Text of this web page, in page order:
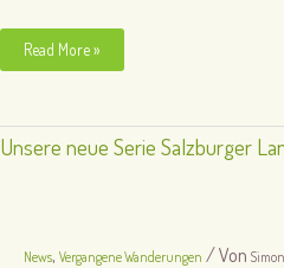
Salzburger
Land
30.08.21
Read More »
Unsere neue Serie Salzburger
News, Vergangene Wanderungen / Von